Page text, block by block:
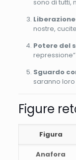
sono di tutti,
nostre,
Potere del
repressione”
Sguardo
saranno
Figure
Figura
Anafora